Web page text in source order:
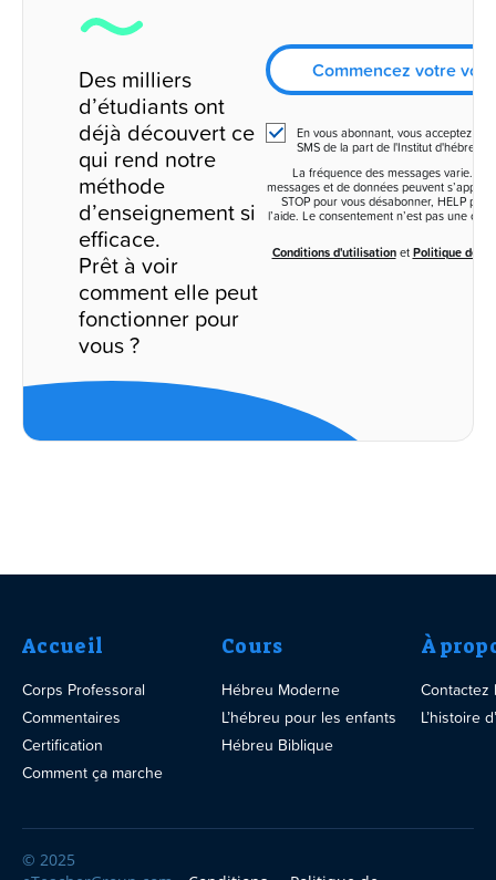
Des milliers
d’étudiants ont
déjà découvert ce
qui rend notre
méthode
d’enseignement si
efficace.
Prêt à voir
comment elle peut
fonctionner pour
vous ?
Commencez votre
En vous abonnant, vous acceptez de
SMS de la part de l'Institut d'hébreu
La fréquence des messages varie.
messages et de données peuvent
STOP pour vous désabonner, HELP
l’aide. Le consentement n’est pas une
Conditions d'utilisationet Politique de
Accueil
Corps Professoral
Commentaires
Certification
Comment ça marche
Cours
Hébreu Moderne
L’hébreu pour les enfants
Hébreu Biblique
À
Contactez
L’histoire
© 2025